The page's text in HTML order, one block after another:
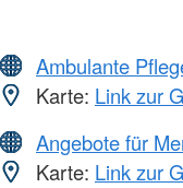
Ambulante
Karte: Link zur
Angebote für
Karte: Link zur